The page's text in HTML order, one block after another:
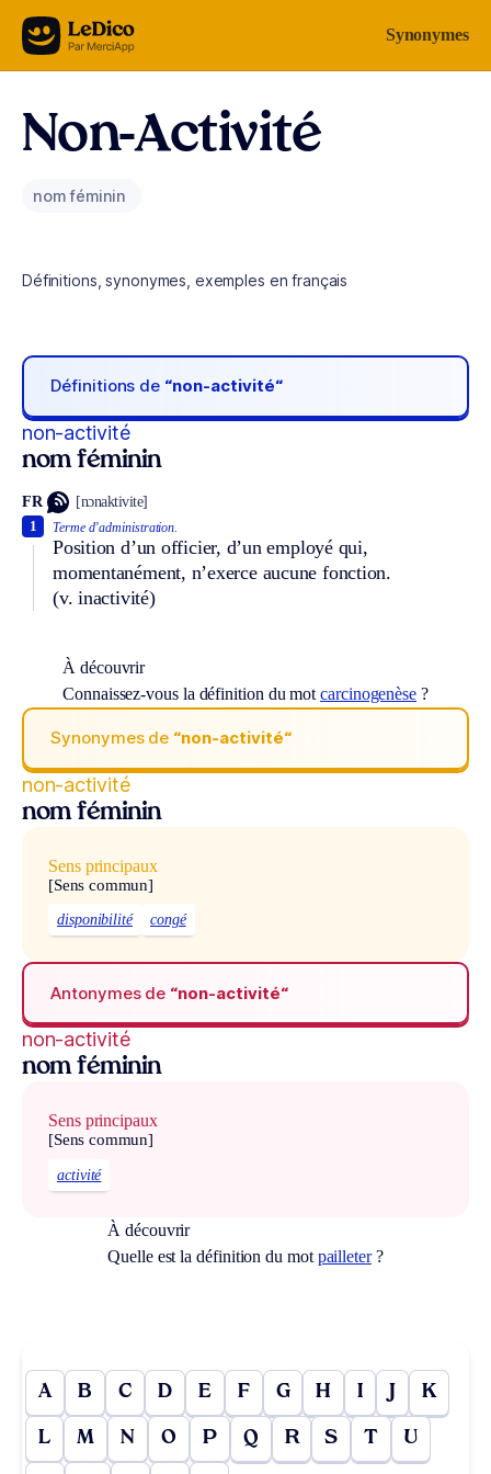
Aller au contenu Synonymes
Non-Activité
nom féminin
Définitions, synonymes, exemples en français
Définitions de “non-activité“
non-activité
nom féminin
FR [nɔnaktivite]
Terme d’administration.
Position d’un officier, d’un employé qui,
momentanément, n’exerce aucune fonction.
(v. inactivité)
1
À découvrir
Connaissez-vous la définition du motcarcinogenèse ?
Synonymes de “non-activité“
non-activité
nom féminin
Sens principaux
[Sens commun]
disponibilité congé
Antonymes de “non-activité“
non-activité
nom féminin
Sens principaux
[Sens commun]
activité
À découvrir
Quelle est la définition du mot pailleter?
A B C D E F G H I J K
L M N O P Q R S T U